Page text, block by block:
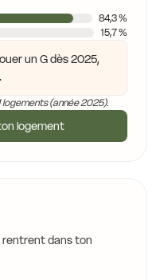
84,3 %
15,7 %
un G dès 2025,
logements (année 2025).
logement
rentrent dans ton